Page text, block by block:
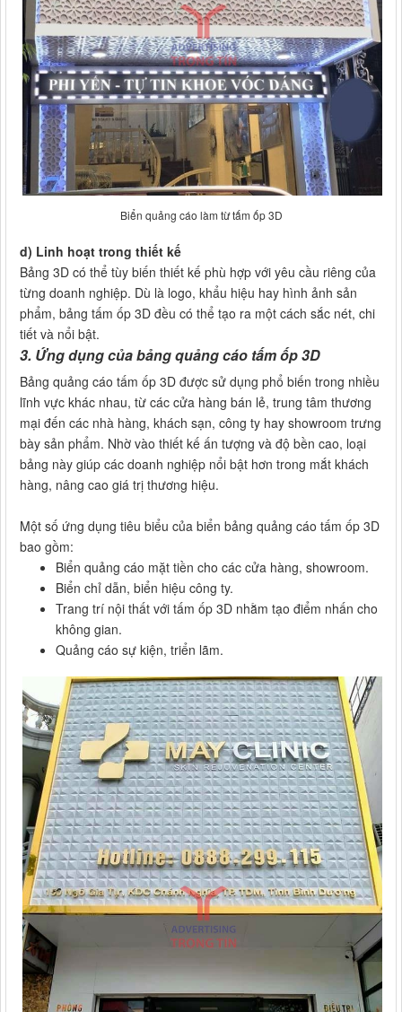
Biển quảng cáo làm từ tấm ốp 3D
d) Linh hoạt trong thiết kế
Bảng 3D có thể tùy biến thiết kế phù hợp với yêu cầu riêng của
từng doanh nghiệp. Dù là logo, khẩu hiệu hay hình ảnh sản
phẩm, bảng tấm ốp 3D đều có thể tạo ra một cách sắc nét, chi
tiết và nổi bật.
3. Ứng dụng của bảng quảng cáo tấm ốp 3D
Bảng quảng cáo tấm ốp 3D được sử dụng phổ biến trong nhiều
lĩnh vực khác nhau, từ các cửa hàng bán lẻ, trung tâm thương
mại đến các nhà hàng, khách sạn, công ty hay showroom trưng
bày sản phẩm. Nhờ vào thiết kế ấn tượng và độ bền cao, loại
bảng này giúp các doanh nghiệp nổi bật hơn trong mắt khách
hàng, nâng cao giá trị thương hiệu.
Một số ứng dụng tiêu biểu của biển bảng quảng cáo tấm ốp 3D
bao gồm:
Biển quảng cáo mặt tiền cho các cửa hàng, showroom.
Biển chỉ dẫn, biển hiệu công ty.
Trang trí nội thất với tấm ốp 3D nhằm tạo điểm nhấn cho
không gian.
Quảng cáo sự kiện, triển lãm.